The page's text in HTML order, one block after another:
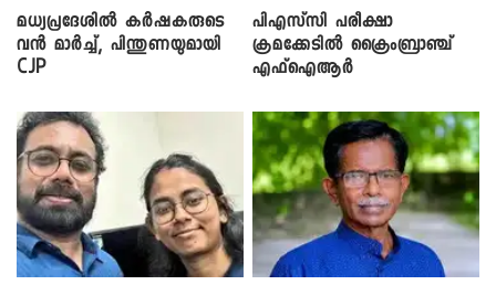
മധ്യപ്രദേശിൽ കർഷകരുടെ
വൻ മാർച്ച്, പിന്തുണയുമായി
CJP
പിഎസ്‌സി പരീക്ഷാ
ക്രമക്കേ‌ടിൽ ക്രൈംബ്രാഞ്ച്
എഫ്ഐആർ